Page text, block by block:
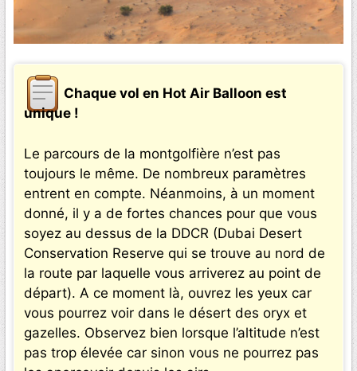
Chaque vol en Hot Air Balloon est
unique !
Le parcours de la montgolfière n’est pas
toujours le même. De nombreux paramètres
entrent en compte. Néanmoins, à un moment
donné, il y a de fortes chances pour que vous
soyez au dessus de la DDCR (Dubai Desert
Conservation Reserve qui se trouve au nord de
la route par laquelle vous arriverez au point de
départ). A ce moment là, ouvrez les yeux car
vous pourrez voir dans le désert des oryx et
gazelles. Observez bien lorsque l’altitude n’est
pas trop élevée car sinon vous ne pourrez pas